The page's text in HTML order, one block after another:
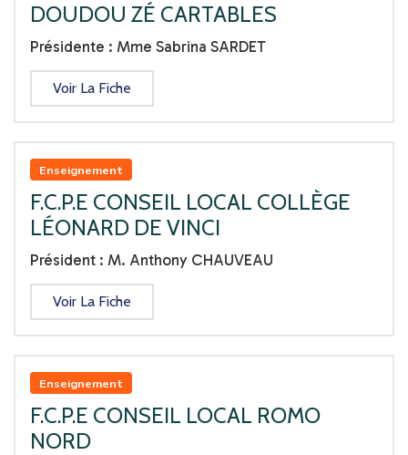
DOUDOU ZÉ CARTABLES
Présidente : Mme Sabrina SARDET
Voir La Fiche
Enseignement
F.C.P.E CONSEIL LOCAL COLLÈGE
LÉONARD DE VINCI
Président : M. Anthony CHAUVEAU
Voir La Fiche
Enseignement
F.C.P.E CONSEIL LOCAL ROMO
NORD
Télécommunications
Vie de quartiers